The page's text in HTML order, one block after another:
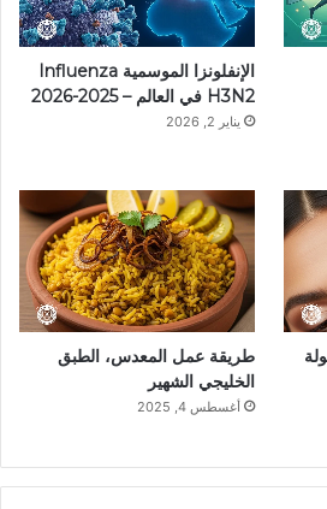
الإنفلونزا الموسمية Influenza
H3N2 في العالم – 2025-2026
يناير 2, 2026
طريقة عمل المعدس، الطبق
الخليجي الشهير
أغسطس 4, 2025